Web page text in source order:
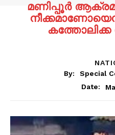
മണിപ്പൂര്‍
By:
Special
Date: